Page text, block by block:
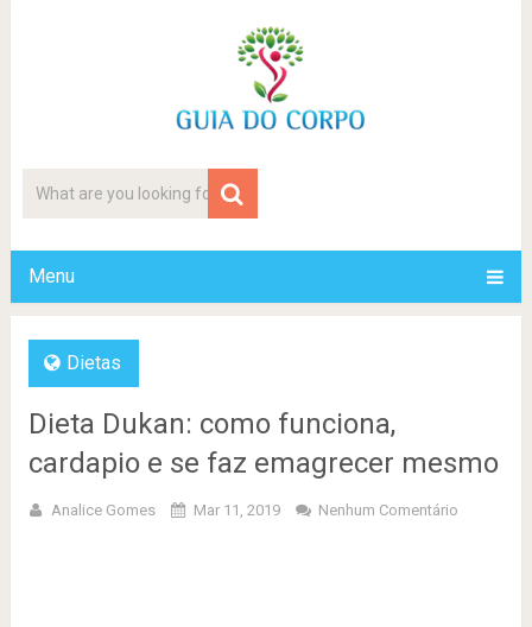
Menu
Dietas
Dieta Dukan: como funciona,
cardapio e se faz emagrecer mesmo
Analice Gomes Mar 11, 2019 Nenhum Comentário